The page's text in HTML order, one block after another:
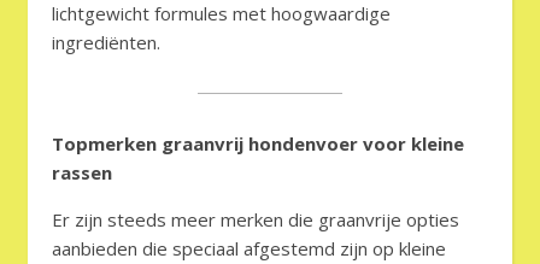
lichtgewicht formules met hoogwaardige
ingrediënten.
Topmerken graanvrij hondenvoer voor kleine
rassen
Er zijn steeds meer merken die graanvrije opties
aanbieden die speciaal afgestemd zijn op kleine